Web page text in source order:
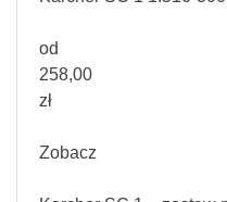
od
258,00
zł
Zobacz